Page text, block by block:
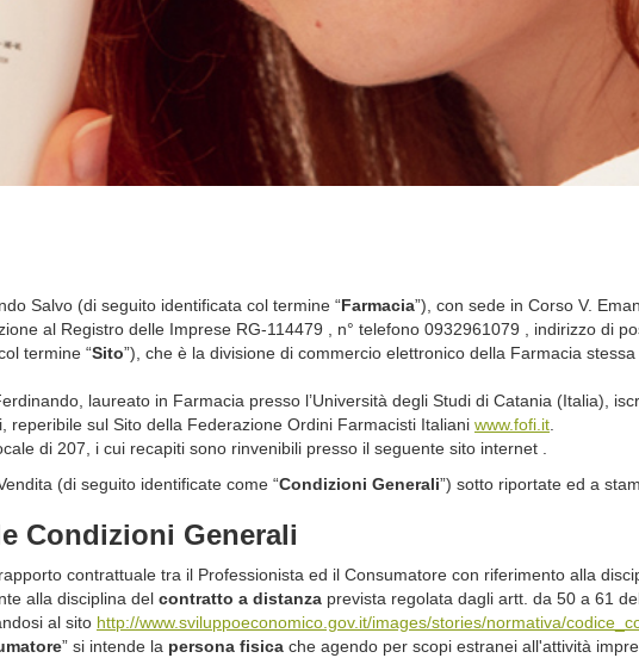
Salvo (di seguito identificata col termine “Farmacia”), con sede in Corso V.
al Registro delle Imprese RG-114479 , n° telefono 0932961079 , indirizzo di
termine “Sito”), che è la divisione di commercio elettronico della Farmacia
laureato in Farmacia presso l’Università degli Studi di Catania (Italia),
sul Sito della Federazione Ordini Farmacisti Italiani www.fofi.it
di 207, i cui recapiti sono rinvenibili presso il seguente sito internet .
(di seguito identificate come “Condizioni Generali”) sotto riportate ed a
Condizioni Generali
contrattuale tra il Professionista ed il Consumatore con riferimento alla
alla disciplina del contratto a distanza prevista regolata dagli artt. da 50 a 61
al sito http://www.sviluppoeconomico.gov.it/images/stories/normativa/
” si intende la persona fisica che agendo per scopi estranei all'attività